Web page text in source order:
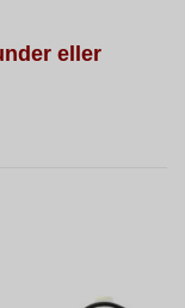
eller